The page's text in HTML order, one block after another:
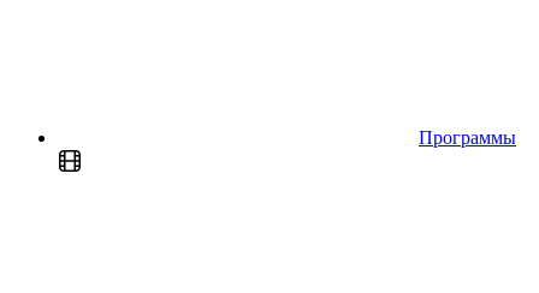
Программы